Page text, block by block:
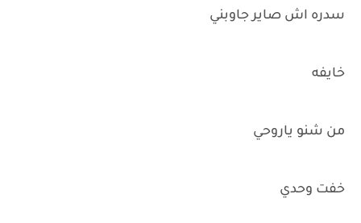
سدره اش صاير جاوبني
خايفه
من شنو ياروحي
خفت وحدي